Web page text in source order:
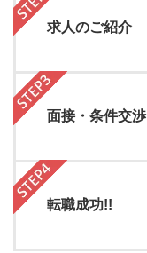
求人のご紹介
面接・条件交渉
転職成功!!